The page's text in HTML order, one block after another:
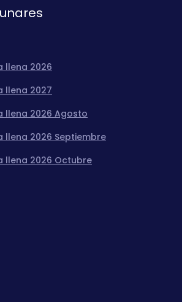
llena 2026
llena 2027
llena 2026 Agosto
llena 2026 Septiembre
llena 2026 Octubre